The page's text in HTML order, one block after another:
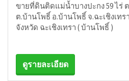
ขายที่ดินติดแม่น้ำบางปะกง 59 ไร่
ต.บ้านโพธิ์ อ.บ้านโพธิ์ จ.ฉะเชิงเทรา
จังหวัด ฉะเชิงเทรา ( บ้านโพธิ์ )
ดูรายละเอียด